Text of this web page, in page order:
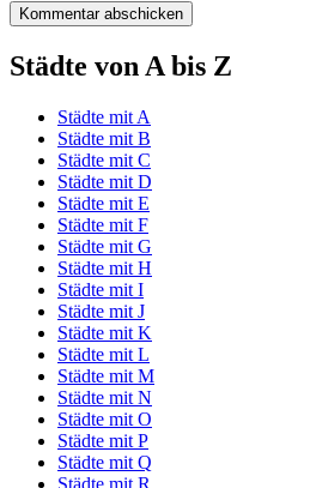
Städte von A bis Z
Städte mit A
Städte mit B
Städte mit C
Städte mit D
Städte mit E
Städte mit F
Städte mit G
Städte mit H
Städte mit I
Städte mit J
Städte mit K
Städte mit L
Städte mit M
Städte mit N
Städte mit O
Städte mit P
Städte mit Q
Städte mit R